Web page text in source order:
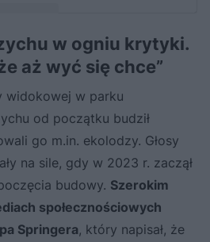
Walencik (@mr.wroclover)
w ogniu krytyki.
aż wyć się chce”
widokowej w parku
od początku budził
go m.in. ekolodzy. Głosy
na sile, gdy w 2023 r. zaczął
budowy. Szerokim
społecznościowych
Springera, który napisał, że